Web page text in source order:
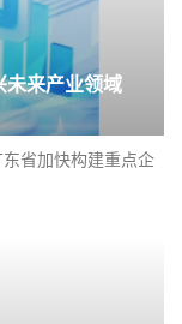
未来产业领域
省加快构建重点企